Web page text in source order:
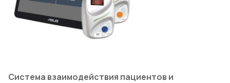
Система взаимодействия пациентов и